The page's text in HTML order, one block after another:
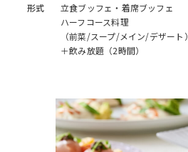
形式
立食ブッフェ・着席ブッフェ
ハーフコース料理
（前菜/スープ/メイン/デザート）
＋飲み放題（2時間）